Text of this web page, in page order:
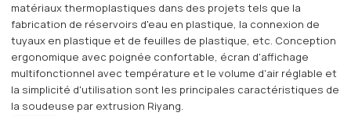
matériaux thermoplastiques dans des projets tels que la
fabrication de réservoirs d'eau en plastique, la connexion de
tuyaux en plastique et de feuilles de plastique, etc. Conception
ergonomique avec poignée confortable, écran d'affichage
multifonctionnel avec température et le volume d'air réglable et
la simplicité d'utilisation sont les principales caractéristiques de
la soudeuse par extrusion Riyang.